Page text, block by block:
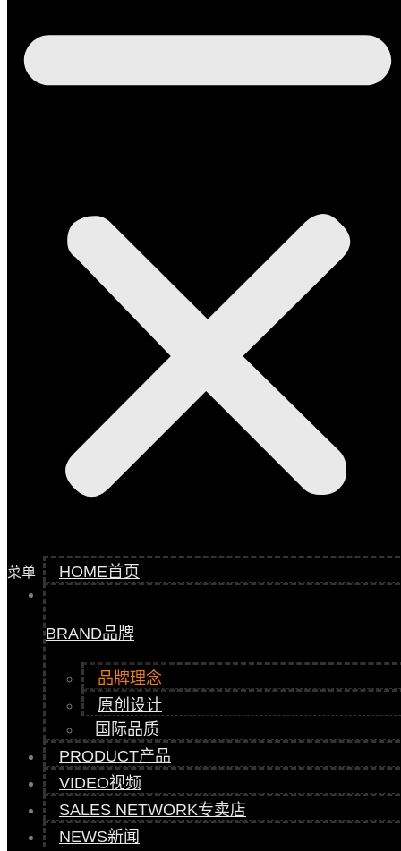
菜单 HOME首页
BRAND品牌
品牌理念
原创设计
国际品质
PRODUCT产品
VIDEO视频
SALES NETWORK专卖店
NEWS新闻